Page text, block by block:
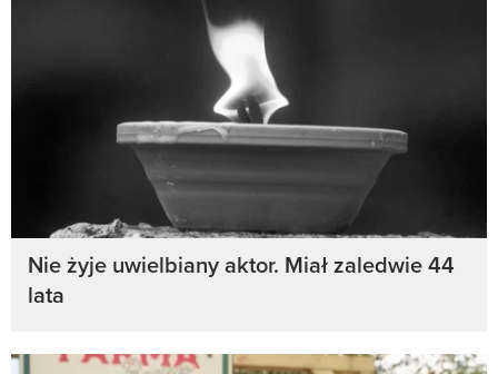
Nie żyje uwielbiany aktor. Miał zaledwie 44
lata